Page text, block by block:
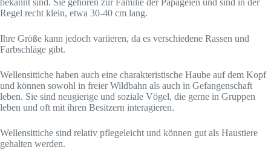
bekannt sind. Sie gehören zur Familie der Papageien und sind in der
Regel recht klein, etwa 30-40 cm lang.
Ihre Größe kann jedoch variieren, da es verschiedene Rassen und
Farbschläge gibt.
Wellensittiche haben auch eine charakteristische Haube auf dem Kopf
und können sowohl in freier Wildbahn als auch in Gefangenschaft
leben. Sie sind neugierige und soziale Vögel, die gerne in Gruppen
leben und oft mit ihren Besitzern interagieren.
Wellensittiche sind relativ pflegeleicht und können gut als Haustiere
gehalten werden.